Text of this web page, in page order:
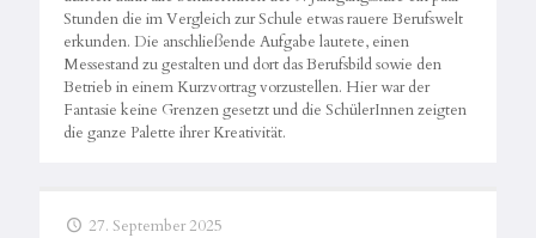
Stunden die im Vergleich zur Schule etwas rauere Berufswelt
erkunden. Die anschließende Aufgabe lautete, einen
Messestand zu gestalten und dort das Berufsbild sowie den
Betrieb in einem Kurzvortrag vorzustellen. Hier war der
Fantasie keine Grenzen gesetzt und die SchülerInnen zeigten
die ganze Palette ihrer Kreativität.
27. September 2025